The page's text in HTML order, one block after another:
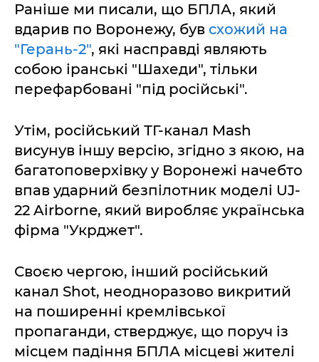
Раніше ми писали, що БПЛА, який
вдарив по Воронежу, був схожий на
"Герань-2", які насправді являють
собою іранські "Шахеди", тільки
перефарбовані "під російські".
Утім, російський ТГ-канал Mash
висунув іншу версію, згідно з якою, на
багатоповерхівку у Воронежі начебто
впав ударний безпілотник моделі UJ-
22 Airborne, який виробляє українська
фірма "Укрджет".
Своєю чергою, інший російський
канал Shot, неодноразово викритий
на поширенні кремлівської
пропаганди, стверджує, що поруч із
місцем падіння БПЛА місцеві жителі